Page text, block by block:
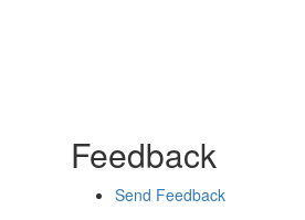
Feedback
Send Feedback